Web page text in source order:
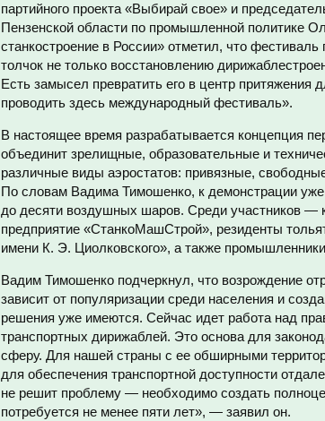
партийного проекта «Выбирай свое» и
Пензенской области по промышленной политике
станкостроение в России» отметил, что
толчок не только восстановлению
Есть замысел превратить его в центр притяжения
проводить здесь международный фестиваль».
В настоящее время разрабатывается концепция
объединит зрелищные, образовательные и
различные виды аэростатов: привязные,
По словам Вадима Тимошенко, к демонстрации
до десяти воздушных шаров. Среди участников
предприятие «СтанкоМашСтрой», резиденты
имени К. Э. Циолковского», а также
Вадим Тимошенко подчеркнул, что возрождение
зависит от популяризации среди населения и
решения уже имеются. Сейчас идет работа над
транспортных дирижаблей. Это основа для
сферу. Для нашей страны с ее обширными
для обеспечения транспортной доступности
не решит проблему — необходимо создать
потребуется не менее пяти лет», — заявил он.